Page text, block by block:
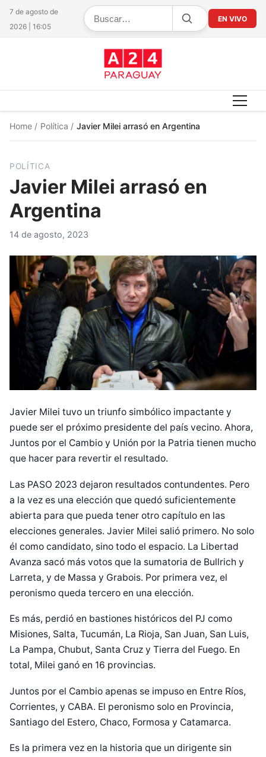
7 de agosto de
2026 | 16:05
EN VIVO
Home / Política / Javier Milei arrasó en Argentina
POLÍTICA
Javier Milei arrasó en
Argentina
14 de agosto, 2023
Javier Milei tuvo un triunfo simbólico impactante y
puede ser el próximo presidente del país vecino. Ahora,
Juntos por el Cambio y Unión por la Patria tienen mucho
que hacer para revertir el resultado.
Las PASO 2023 dejaron resultados contundentes. Pero
a la vez es una elección que quedó suficientemente
abierta para que pueda tener otro capítulo en las
elecciones generales. Javier Milei salió primero. No solo
él como candidato, sino todo el espacio. La Libertad
Avanza sacó más votos que la sumatoria de Bullrich y
Larreta, y de Massa y Grabois. Por primera vez, el
peronismo queda tercero en una elección.
Es más, perdió en bastiones históricos del PJ como
Misiones, Salta, Tucumán, La Rioja, San Juan, San Luis,
La Pampa, Chubut, Santa Cruz y Tierra del Fuego. En
total, Milei ganó en 16 provincias.
Juntos por el Cambio apenas se impuso en Entre Ríos,
Corrientes, y CABA. El peronismo solo en Provincia,
Santiago del Estero, Chaco, Formosa y Catamarca.
Es la primera vez en la historia que un dirigente sin